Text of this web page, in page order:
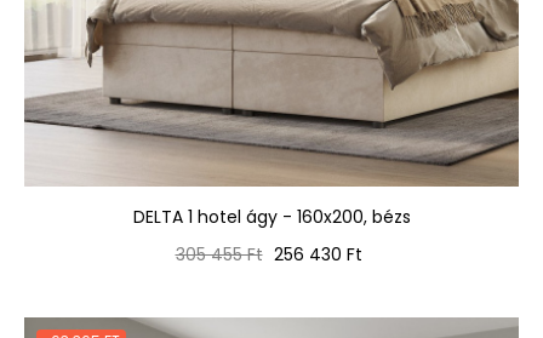
DELTA 1 hotel ágy - 160x200, bézs
Normál
305 455 Ft Ár
256 430 Ft